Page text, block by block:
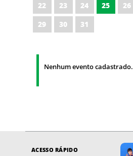
22
23 24 25 26
29
30 31
Nenhum evento cadastrado.
ACESSO RÁPIDO